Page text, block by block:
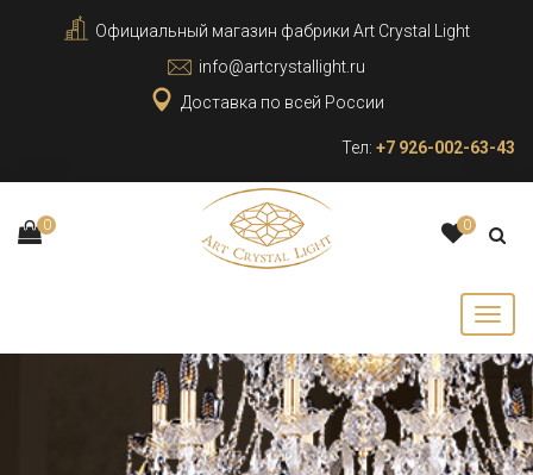
Официальный магазин фабрики Art Crystal Light
info@artcrystallight.ru
Доставка по всей России
Тел: +7 926-002-63-43
0 0